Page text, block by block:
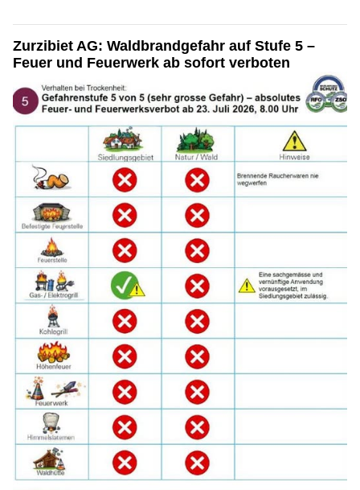
Zurzibiet AG: Waldbrandgefahr auf Stufe 5 –
Feuer und Feuerwerk ab sofort verboten